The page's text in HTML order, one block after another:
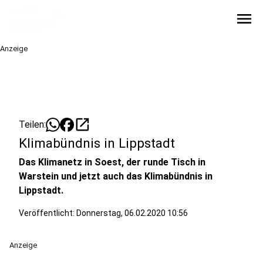
menu
Anzeige
Teilen: open_in_new
Klimabündnis in Lippstadt
Das Klimanetz in Soest, der runde Tisch in
Warstein und jetzt auch das Klimabündnis in
Lippstadt.
Veröffentlicht: Donnerstag, 06.02.2020 10:56
Anzeige